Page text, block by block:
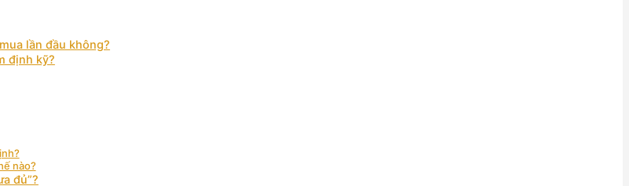
lần đầu không?
định kỹ?
nào?
đủ”?